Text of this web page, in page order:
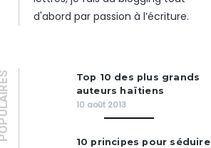
d'abord par passion à l’écriture.
Top 10 des plus grands
auteurs haïtiens
10 août 2013
10 principes pour séduire